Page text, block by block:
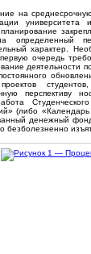
на
определенный
характер.
очередь
деятельности
перспективу
(либо
денежный
безболезненно